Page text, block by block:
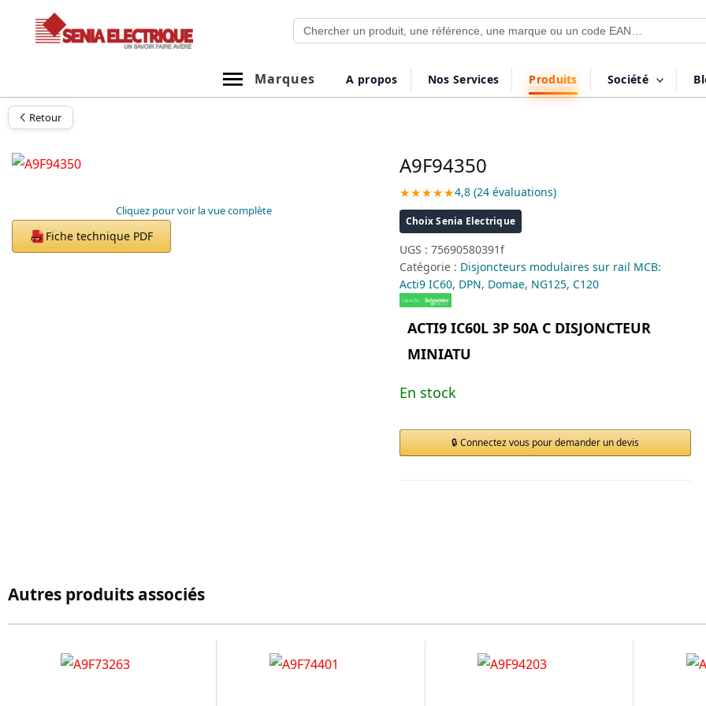
Recherche de produits
Marques A propos Nos Services Produits Société
Retour
Cliquez pour voir la vue complète
PDF Fiche technique PDF
A9F94350
★★★★★4,8 (24 évaluations)
Choix Senia Electrique
UGS : 75690580391f
Catégorie : Disjoncteurs modulaires sur rail MCB:
Acti9 IC60, DPN, Domae, NG125, C120
ACTI9 IC60L 3P 50A C DISJONCTEUR
MINIATU
En stock
Connectez vous pour demander un devis
Autres produits associés